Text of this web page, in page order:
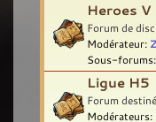
Heroes V
Forum de
Modérateur:
Sous-forums:
Ligue H5
Forum
Modérateurs: